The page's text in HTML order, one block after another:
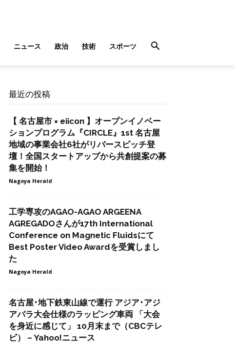
ニュース 政治 技術 スポーツ
最近の投稿
【 名古屋市 × eiicon 】オープンイノベー
ションプログラム『CIRCLE』1st 名古屋
地域の事業会社6社がリバースピッチ登
壇！全国スタートアップから共創提案の募
集を開始！
Nagoya Herald
工学専攻のAGAO-AGAO ARGEENA
AGREGADOさんが17th International
Conference on Magnetic Fluidsにて
Best Poster Video Awardを受賞しまし
た
Nagoya Herald
名古屋･地下鉄東山線で運行 アジア･アジ
アパラ大会仕様のラッピング車両 「大会
を身近に感じて」 10月末まで（CBCテレ
ビ） – Yahoo!ニュース